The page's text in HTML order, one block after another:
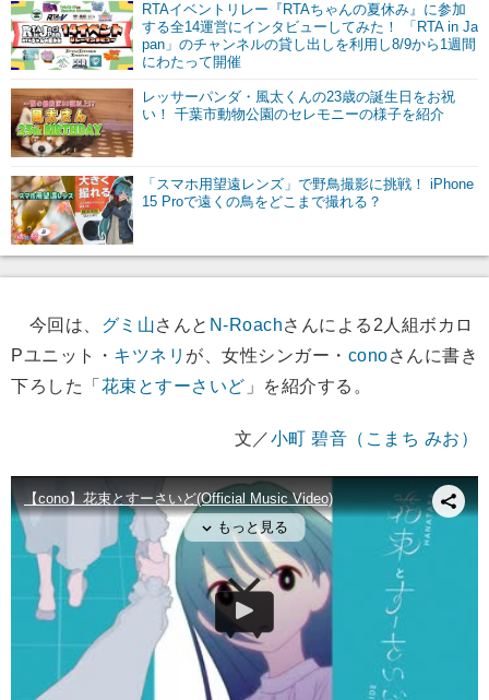
ニコニコQ
RTAイベントリレー『RTAちゃんの夏休み』に参加
する全14運営にインタビューしてみた！ 「RTA in Ja
pan」のチャンネルの貸し出しを利用し8/9から1週間
にわたって開催
レッサーパンダ・風太くんの23歳の誕生日をお祝
い！ 千葉市動物公園のセレモニーの様子を紹介
「スマホ用望遠レンズ」で野鳥撮影に挑戦！ iPhone
15 Proで遠くの鳥をどこまで撮れる？
今回は、 グミ山さんと N-Roachさんによる2人組ボカロ
Pユニット・ キツネリ が、女性シンガー・ conoさんに書き
下ろした「 花束とすーさいど 」を紹介する。
文／小町 碧音（こまち みお）